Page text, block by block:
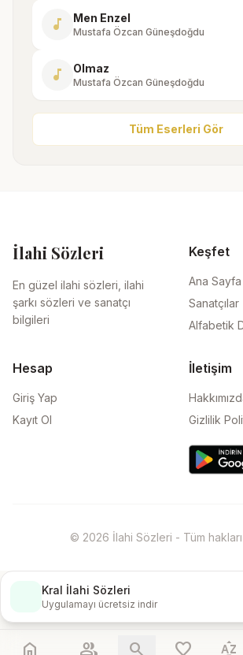
music_note Men Enzel
Mustafa Özcan Güneşdoğdu
music_note Olmaz
Mustafa Özcan Güneşdoğdu
Tüm Eserleri Gör
İlahi Sözleri
En güzel ilahi sözleri, ilahi
şarkı sözleri ve sanatçı
bilgileri
Keşfet
Ana Sayfa
Sanatçılar
Alfabetik
Hesap
Giriş Yap
Kayıt Ol
İletişim
Gizlilik
© 2026 İlahi Sözleri - Tüm hakları
Kral İlahi Sözleri
Uygulamayı ücretsiz indir
home people search favorite sort_by_alpha